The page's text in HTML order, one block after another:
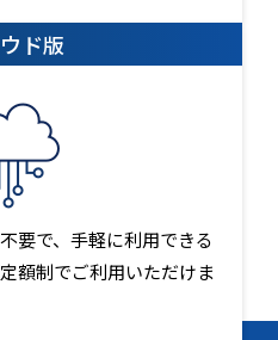
ド版
要で、手軽に利用できる
額制でご利用いただけま